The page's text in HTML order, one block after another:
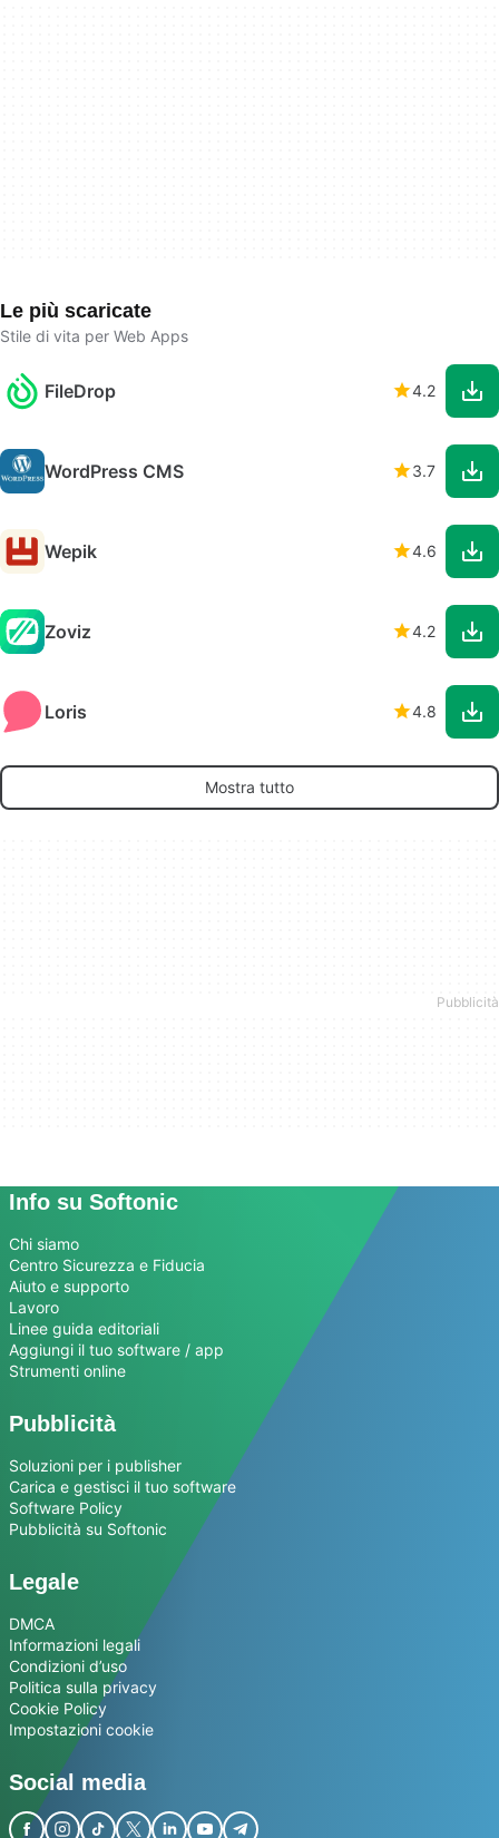
Le più scaricate
Stile di vita per Web Apps
FileDrop 4.2
WordPress CMS 3.7
Wepik 4.6
Zoviz 4.2
Loris 4.8
Mostra tutto
Info su Softonic
Chi siamo
Centro Sicurezza e Fiducia
Aiuto e supporto
Lavoro
Linee guida editoriali
Aggiungi il tuo software / app
Strumenti online
Pubblicità
Soluzioni per i publisher
Carica e gestisci il tuo software
Software Policy
Pubblicità su Softonic
Legale
DMCA
Informazioni legali
Condizioni d’uso
Politica sulla privacy
Cookie Policy
Impostazioni cookie
Social media